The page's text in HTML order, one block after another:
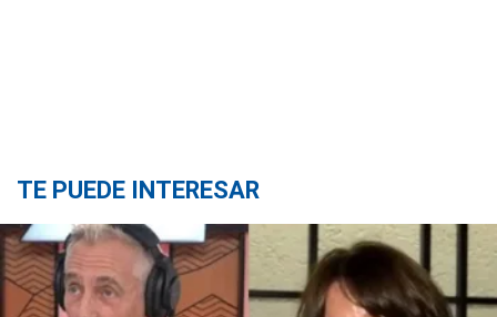
TE PUEDE INTERESAR